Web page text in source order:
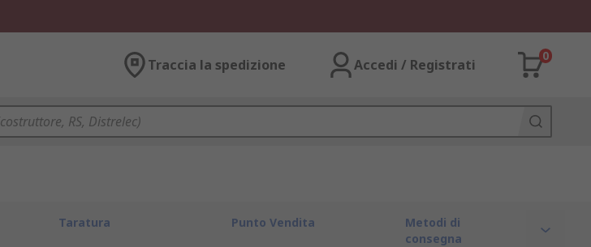
Traccia la spedizione Accedi / Registrati
0
Taratura Punto Vendita
Metodi di
consegna